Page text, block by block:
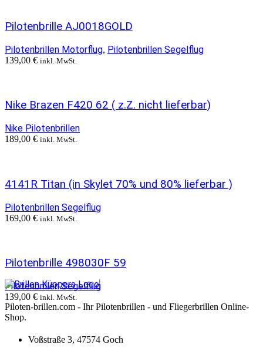
Pilotenbrille AJ0018GOLD
Pilotenbrillen Motorflug, Pilotenbrillen Segelflug
139,00 € inkl. MwSt.
Nike Brazen F420 62 ( z.Z. nicht lieferbar)
Nike Pilotenbrillen
189,00 € inkl. MwSt.
4141R Titan (in Skylet 70% und 80% lieferbar )
Pilotenbrillen Segelflug
169,00 € inkl. MwSt.
Pilotenbrille 498030F 59
Pilotenbrillen Segelflug
139,00 € inkl. MwSt.
Piloten-brillen.com - Ihr Pilotenbrillen - und Fliegerbrillen Online-
Shop.
Voßstraße 3, 47574 Goch